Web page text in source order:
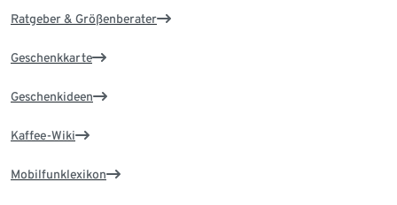
Ratgeber & Größenberater
Geschenkkarte
Geschenkideen
Kaffee-Wiki
Mobilfunklexikon